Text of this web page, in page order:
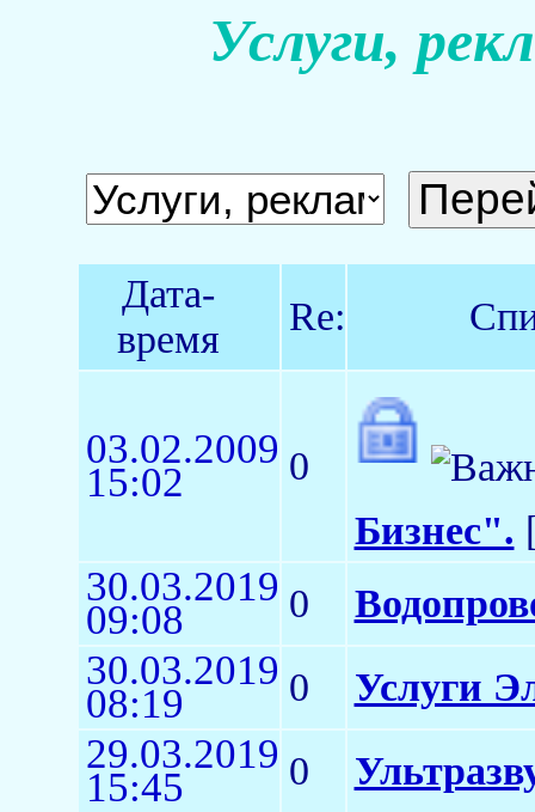
Услуги,
Дата-
время
Re:
03.02.2009
15:02
0
Бизнес".
30.03.2019
09:08 0
30.03.2019
08:19 0 Услуги
29.03.2019
15:45 0